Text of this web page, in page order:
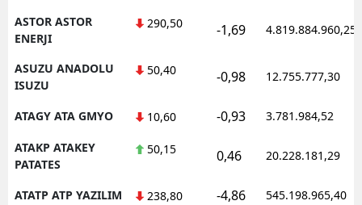
ASTOR ASTOR
ENERJI
290,50 -1,69 4.819.884.960,25
ASUZU ANADOLU
ISUZU
50,40 -0,98 12.755.777,30
ATAGY ATA GMYO 10,60 -0,93 3.781.984,52
ATAKP ATAKEY
PATATES
50,15 0,46 20.228.181,29
ATATP ATP YAZILIM 238,80 -4,86 545.198.965,40